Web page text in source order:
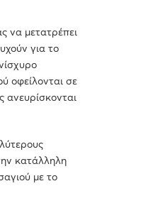
να μετατρέπει
για το
οφείλονται σε
ανευρίσκονται
κατάλληλη
με το